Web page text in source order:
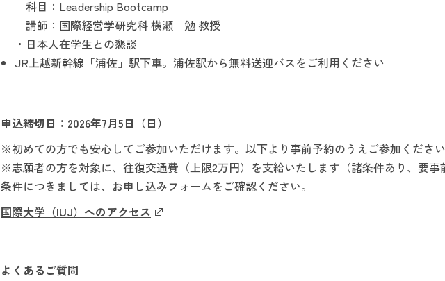
科目：Leadership Bootcamp
講師：国際経営学研究科 横瀬 勉 教授
・日本人在学生との懇談
JR上越新幹線「浦佐」駅下車。浦佐駅から無料送迎バスをご利用ください
申込締切日：2026年7月5日（日）
※初めての方でも安心してご参加いただけます。以下より事前予約のうえご参加ください
※志願者の方を対象に、往復交通費（上限2万円）を支給いたします（諸条件あり、要事
条件につきましては、お申し込みフォームをご確認ください。
国際大学（IUJ）へのアクセス
よくあるご質問